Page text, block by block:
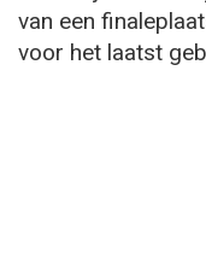
van een
voor het laatst